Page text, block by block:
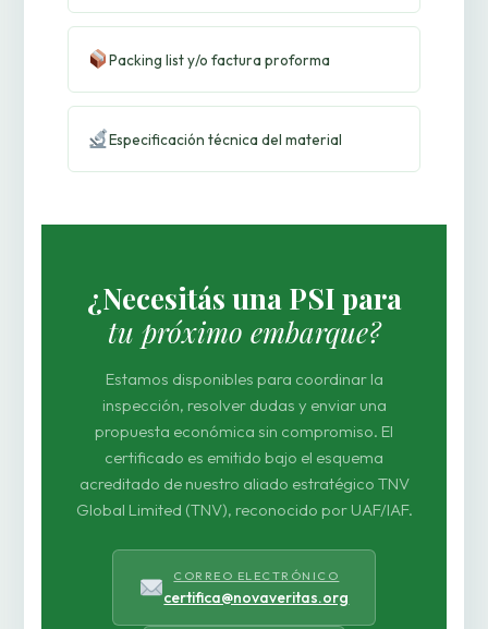
Packing list y/o factura proforma
Especificación técnica del material
¿Necesitás una PSI para
tu próximo embarque?
Estamos disponibles para coordinar la
inspección, resolver dudas y enviar una
propuesta económica sin compromiso. El
certificado es emitido bajo el esquema
acreditado de nuestro aliado estratégico TNV
Global Limited (TNV), reconocido por UAF/IAF.
CORREO ELECTRÓNICO
certifica@novaveritas.org